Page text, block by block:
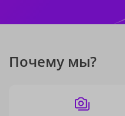
Почему мы?